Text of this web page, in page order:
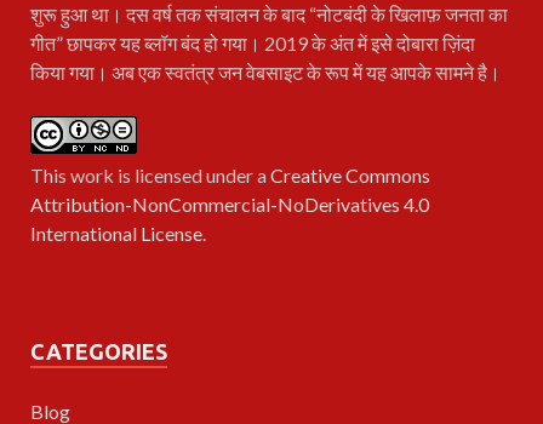
शुरू हुआ था। दस वर्ष तक संचालन के बाद “नोटबंदी के खिलाफ़ जनता का
गीत” छापकर यह ब्लॉग बंद हो गया। 2019 के अंत में इसे दोबारा ज़िंदा
किया गया। अब एक स्वतंत्र जन वेबसाइट के रूप में यह आपके सामने है।
This work is licensed under aCreative Commons
Attribution-NonCommercial-NoDerivatives 4.0
International License.
CATEGORIES
Blog